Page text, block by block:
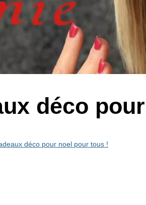
déco
déco pour noel pour tous !